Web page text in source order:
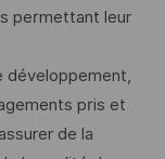
permettant leur
développement,
pris et
de la